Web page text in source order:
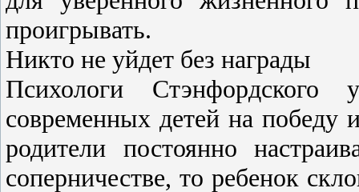
проигрывать.
Никто не уйдет без награды
Психологи Стэнфордского
современных детей на
родители постоянно
соперничестве, то ребенок